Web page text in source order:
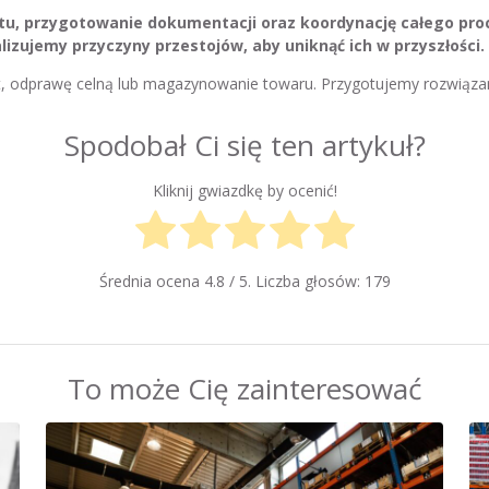
przygotowanie dokumentacji oraz koordynację całego
przyczyny przestojów, aby uniknąć ich w przyszłości.
celną lub magazynowanie towaru. Przygotujemy
Spodobał Ci się ten artykuł?
Kliknij gwiazdkę by ocenić!
Średnia ocena 4.8 / 5. Liczba głosów: 179
To może Cię zainteresować